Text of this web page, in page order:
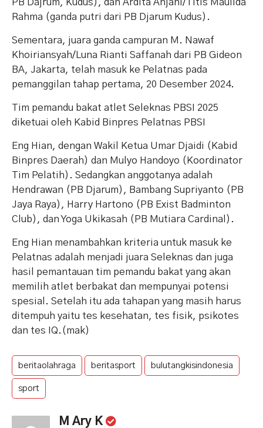
Rahma (ganda putri dari PB Djarum Kudus).
Sementara, juara ganda campuran M. Nawaf
Khoiriansyah/Luna Rianti Saffanah dari PB Gideon
BA, Jakarta, telah masuk ke Pelatnas pada
pemanggilan tahap pertama, 20 Desember 2024.
Tim pemandu bakat atlet Seleknas PBSI 2025
diketuai oleh Kabid Binpres Pelatnas PBSI
Eng Hian, dengan Wakil Ketua Umar Djaidi (Kabid
Binpres Daerah) dan Mulyo Handoyo (Koordinator
Tim Pelatih). Sedangkan anggotanya adalah
Hendrawan (PB Djarum), Bambang Supriyanto (PB
Jaya Raya), Harry Hartono (PB Exist Badminton
Club), dan Yoga Ukikasah (PB Mutiara Cardinal).
Eng Hian menambahkan kriteria untuk masuk ke
Pelatnas adalah menjadi juara Seleknas dan juga
hasil pemantauan tim pemandu bakat yang akan
memilih atlet berbakat dan mempunyai potensi
spesial. Setelah itu ada tahapan yang masih harus
ditempuh yaitu tes kesehatan, tes fisik, psikotes
dan tes IQ.(mak)
beritaolahraga beritasport bulutangkisindonesia
sport
M Ary K